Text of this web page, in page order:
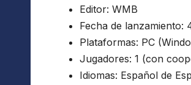
Editor: WMB
Fecha de lanzamiento:
Plataformas: PC
Jugadores: 1 (con
Idiomas: Español de